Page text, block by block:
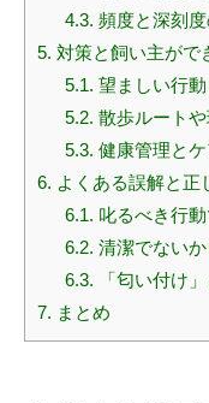
4.3. 頻度と深刻
5. 対策と飼い主がで
5.1. 望ましい行
5.2. 散歩ルート
5.3. 健康管理と
6. よくある誤解と正
6.1. 叱るべき行
6.2. 清潔でない
6.3. 「匂い付け
7. まとめ